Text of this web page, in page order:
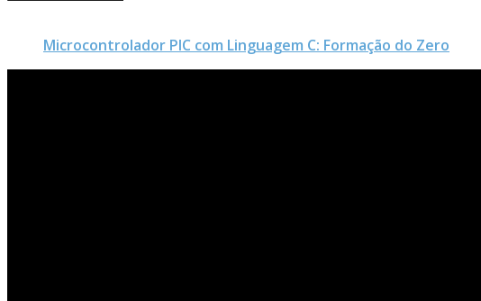
Microcontrolador PIC com Linguagem C: Formação do Zero